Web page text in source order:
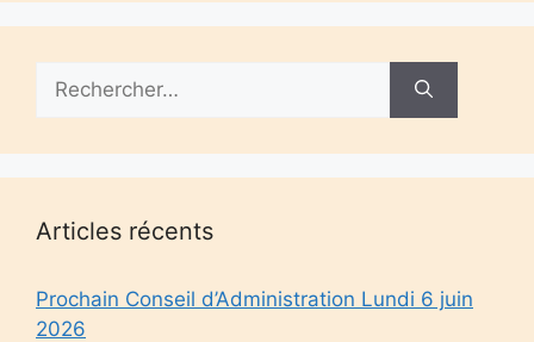
Articles récents
Prochain Conseil d’Administration Lundi 6 juin
2026